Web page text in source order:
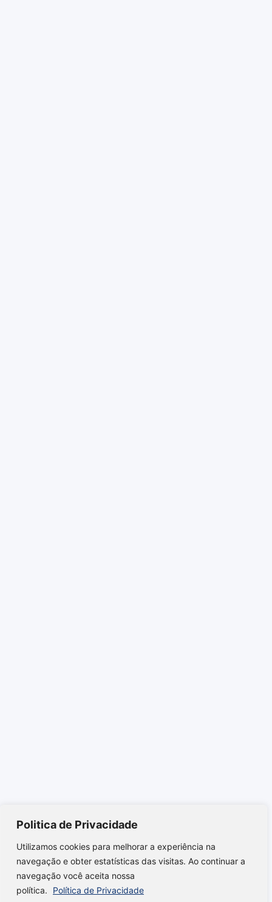
Politica de Privacidade
Utilizamos cookies para melhorar a experiência na
navegação e obter estatísticas das visitas. Ao continuar a
navegação você aceita nossa
política.
Política de Privacidade